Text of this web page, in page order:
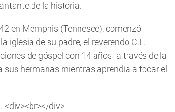
de la historia.
en Memphis (Tennesee), comenzó
iglesia de su padre, el reverendo C.L.
de góspel con 14 años -a través de la
sus hermanas mientras aprendía a tocar el